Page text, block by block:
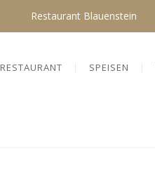
Restaurant Blauenstein
RESTAURANT SPEISEN